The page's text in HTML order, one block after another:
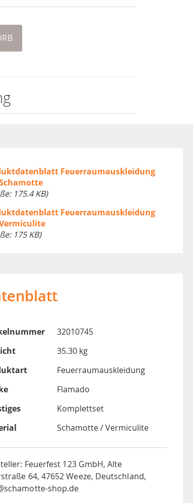
Feuerraumauskleidung
175.4 KB)
Feuerraumauskleidung
175 KB)
32010745
35.30 kg
Feuerraumauskleidung
Flamado
Komplettset
Schamotte / Vermiculite
Feuerfest 123 GmbH, Alte
64, 47652 Weeze, Deutschland,
shop.de